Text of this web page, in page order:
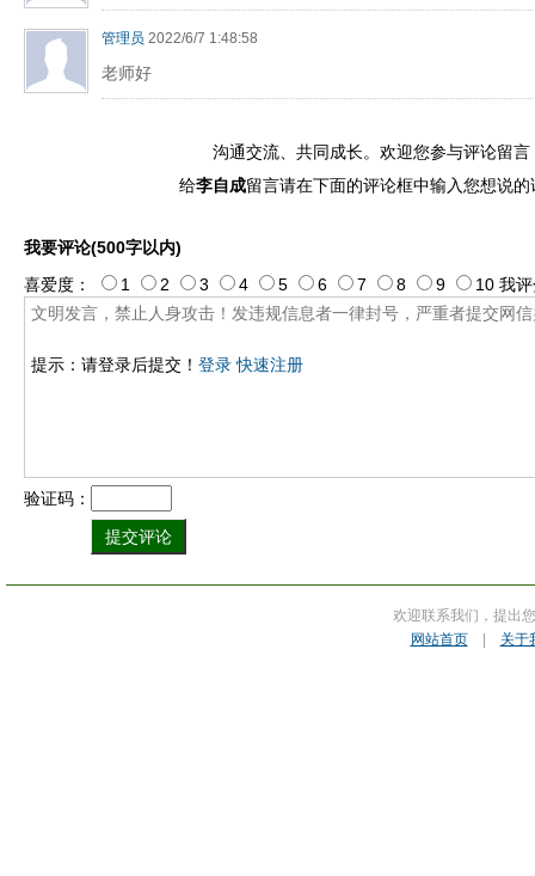
管理员 2022/6/7 1:48:58
老师好
沟通交流、共同成长。欢迎您参与评论留言
给李自成留言请在下面的评论框中输入您想说的
我要评论(500字以内)
提示：请登录后提交！ 登录 快速注册
喜爱度： 1 2 3 4 5 6 7 8 9 10 我评
验证码：
欢迎联系我们，提出
网站首页| 关于